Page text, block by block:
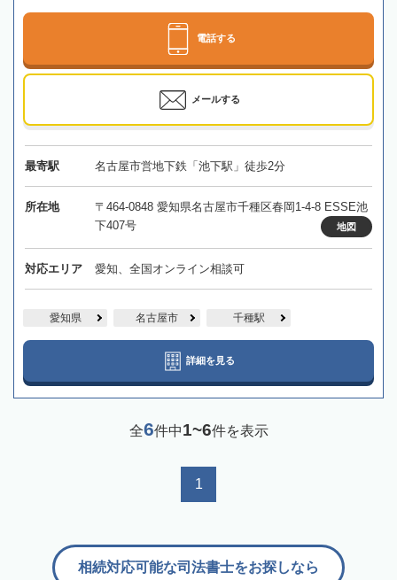
電話する
メールする
最寄駅 名古屋市営地下鉄「池下駅」徒歩2分
所在地
〒464-0848 愛知県名古屋市千種区春岡1-4-8 ESSE池
下407号
地図
対応エリア 愛知、全国オンライン相談可
愛知県 名古屋市 千種駅
詳細を見る
全6件中1~6件を表示
1
相続対応可能な司法書士をお探しなら